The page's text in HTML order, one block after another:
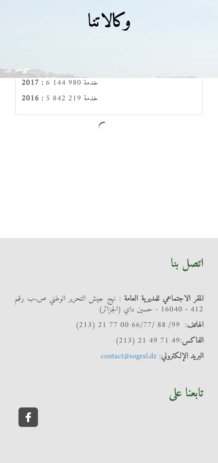
2018 :
2017 :
6 144 980 خدمة
2016 :
5 842 219 خدمة
وكالاتنا
اتصل بنا
المقر الاجتماعي للمديرية العامة : نهج جيش التحرير الوطني ص.ب رقم
412 - 16040 - حسين داي (الجزائر)
الهاتف: 99/ 88 /66/77 00 77 21 (213)
الفاكس:49 71 49 21 (213)
البريد الإلكتروني:
contact@sogral.dz
تابعنا على